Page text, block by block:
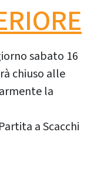
sabato 16
chiuso alle
la
a Scacchi